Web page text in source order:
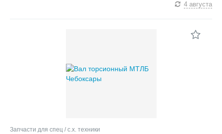
4 августа
Запчасти для спец / с.х. техники